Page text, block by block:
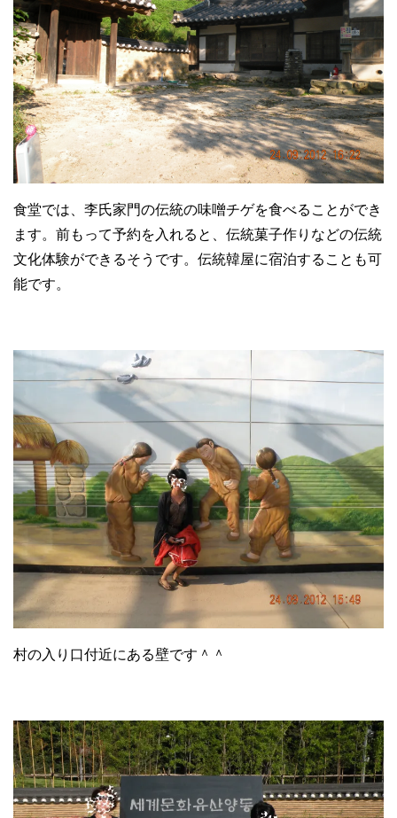
食堂では、李氏家門の伝統の味噌チゲを食べることができ
ます。前もって予約を入れると、伝統菓子作りなどの伝統
文化体験ができるそうです。伝統韓屋に宿泊することも可
能です。
村の入り口付近にある壁です＾＾